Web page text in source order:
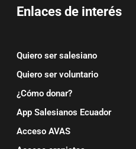
Enlaces de interés
Quiero ser salesiano
Quiero ser voluntario
¿Cómo donar?
App Salesianos Ecuador
Acceso AVAS